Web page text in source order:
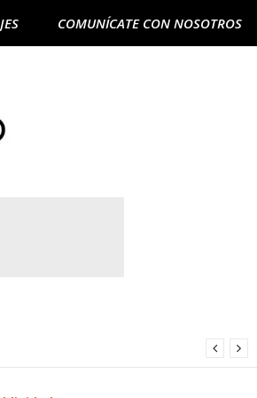
COMUNÍCATE CON NOSOTROS